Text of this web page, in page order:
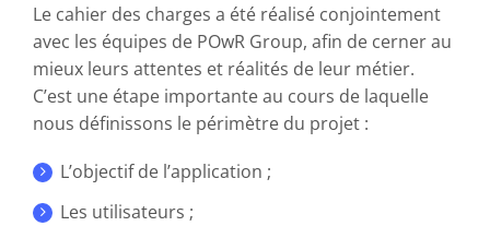
Le cahier des charges a été réalisé conjointement
avec les équipes de POwR Group, afin de cerner au
mieux leurs attentes et réalités de leur métier.
C’est une étape importante au cours de laquelle
nous définissons le périmètre du projet :
L’objectif de l’application ;
Les utilisateurs ;